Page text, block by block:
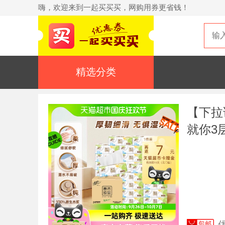
嗨，欢迎来到一起买买买，网购用券更省钱！
精选分类
【下
就你3